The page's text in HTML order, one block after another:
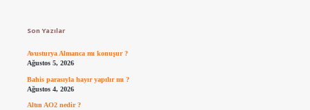
Son Yazılar
Avusturya Almanca mı konuşur ?
Ağustos 5, 2026
Bahis parasıyla hayır yapılır mı ?
Ağustos 4, 2026
Altın AO2 nedir ?